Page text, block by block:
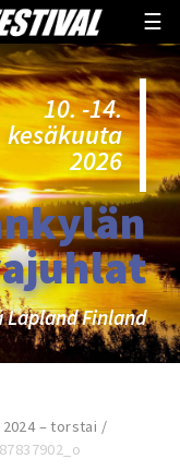
☰
10. -14.
kesäkuuta
2026
Lapland Finland
– torstai /